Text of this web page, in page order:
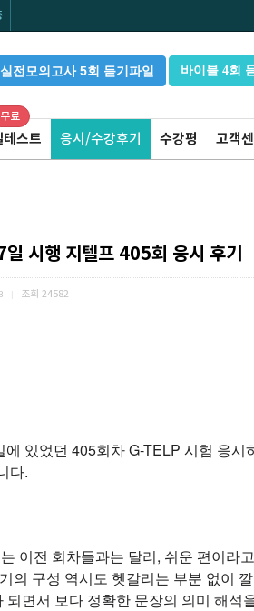
실전모의고사 5회 듣기파일 바이블 4회
테스트
무료
응시/수강후기 수강평 고객
시행 지텔프 405회 응시 후기
조회 24582
있었던 405회차 G-TELP 시험 응
다.
이전 회차들과는 달리, 쉬운 편이
의 구성 역시도 헷갈리는 부분 없이
되면서 보다 정확한 문장의 의미 해